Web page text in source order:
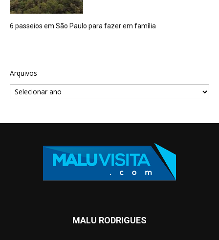
6 passeios em São Paulo para fazer em família
Arquivos
MALU RODRIGUES